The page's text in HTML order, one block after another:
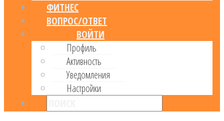
ФИТНЕС
ВОПРОС/ОТВЕТ
ВОЙТИ
Профиль
Активность
Уведомления
Настройки